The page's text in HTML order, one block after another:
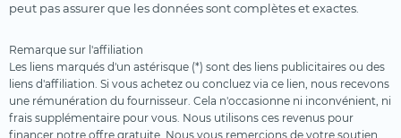
peut pas assurer que les données sont complètes et exactes.
Remarque sur l'affiliation
Les liens marqués d'un astérisque (*) sont des liens publicitaires ou des
liens d'affiliation. Si vous achetez ou concluez via ce lien, nous recevons
une rémunération du fournisseur. Cela n'occasionne ni inconvénient, ni
frais supplémentaire pour vous. Nous utilisons ces revenus pour
financer notre offre gratuite. Nous vous remercions de votre soutien.